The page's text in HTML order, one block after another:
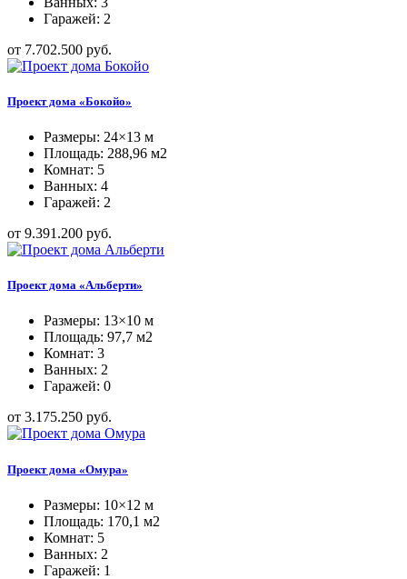
Гаражей: 2
от 7.702.500 руб.
Проект дома «Бокойо»
Размеры: 24×13 м
Площадь: 288,96 м2
Комнат: 5
Ванных: 4
Гаражей: 2
от 9.391.200 руб.
Проект дома «Альберти»
Размеры: 13×10 м
Площадь: 97,7 м2
Комнат: 3
Ванных: 2
Гаражей: 0
от 3.175.250 руб.
Проект дома «Омура»
Размеры: 10×12 м
Площадь: 170,1 м2
Комнат: 5
Ванных: 2
Гаражей: 1